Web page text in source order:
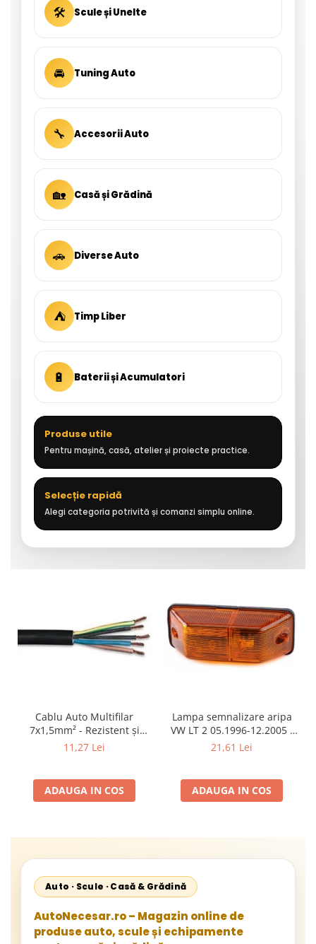
🛠 Scule și Unelte
🚘 Tuning Auto
🔧 Accesorii Auto
🏡 Casă și Grădină
🚗 Diverse Auto
⛺ Timp Liber
🔋 Baterii și Acumulatori
Produse utile
Pentru mașină, casă, atelier și proiecte practice.
Selecție rapidă
Alegi categoria potrivită și comanzi simplu online.
Cablu Auto Multifilar
7x1,5mm² - Rezistent și
Flexibil pentru Remorci 12V-
11,27 Lei
ADAUGA IN COS
Lampa semnalizare aripa
VW LT 2 05.1996-12.2005 ;
Mercedes Sprinter 1995-
Neoplan Euroliner,
Starliner,Centroliner,
21,61 Lei
ADAUGA IN COS
Auto · Scule · Casă & Grădină
AutoNecesar.ro – Magazin online de
produse auto, scule și echipamente